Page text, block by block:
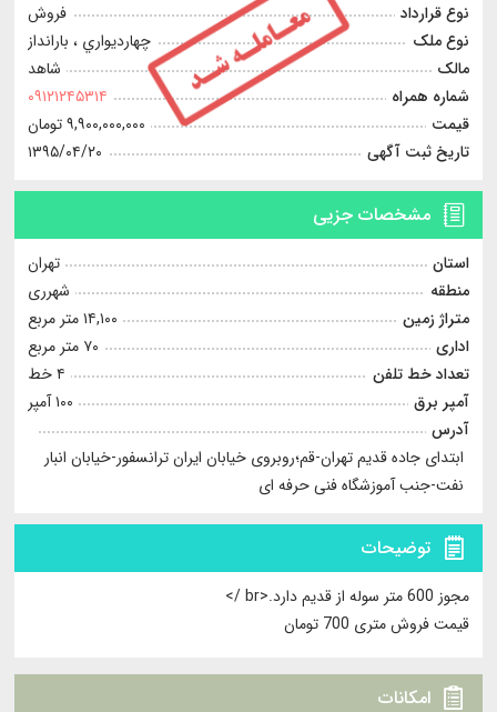
نوع قرارداد
فروش
نوع ملک
چهارديواري ، بارانداز
مالک
شاهد
شماره همراه
۰۹۱۲۱۲۴۵۳۱۴
قیمت
۹,۹۰۰,۰۰۰,۰۰۰ تومان
تاریخ ثبت آگهی
۱۳۹۵/۰۴/۲۰
مشخصات جزیی
استان
تهران
منطقه
شهرری
متراژ زمین
۱۴,۱۰۰ متر مربع
اداری
۷۰ متر مربع
تعداد خط تلفن
۴ خط
آمپر برق
۱۰۰ آمپر
آدرس
ابتدای جاده قدیم تهران-قم؛روبروی خیابان ایران ترانسفور-خیابان انبار
نفت-جنب آموزشگاه فنی حرفه ای
توضیحات
مجوز 600 متر سوله از قدیم دارد.<br />
قیمت فروش متری 700 تومان
امکانات